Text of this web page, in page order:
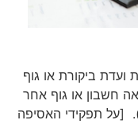
ביקורת או גוף
חשבון או גוף אחר
[על תפקידי האסיפה